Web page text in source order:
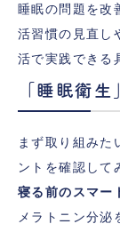
睡眠の問題を改
活習慣の見直し
活で実践できる
「睡眠衛
まず取り組みた
ントを確認して
寝る前のスマー
メラトニン分泌